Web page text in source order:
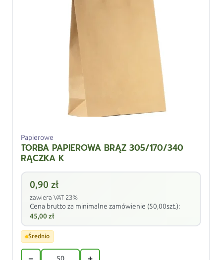
Papierowe
TORBA PAPIEROWA BRĄZ 305/170/340
RĄCZKA K
0,90zł
zawiera VAT 23%
Cena brutto za minimalne zamówienie (50,00szt.):
45,00zł
Średnio